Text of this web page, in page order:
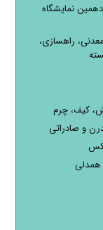
نمایشگاه
راهسازی،
کیف، چرم
و صادراتی
همدلی